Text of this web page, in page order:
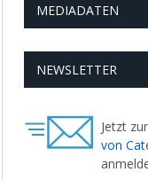
MEDIADATEN
NEWSLETTER
Jetzt
von